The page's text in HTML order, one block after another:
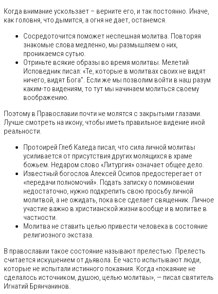
Когда внимание ускользает – верните его, и так постоянно. Иначе,
как головня, что дымится, а огня не дает, останемся.
Сосредоточится поможет неспешная молитва. Повторяя
знакомые слова медленно, мы размышляем о них,
проникаемся сутью.
Отриньте всякие образы во время молитвы. Мелетий
Исповедник писал: «Те, которые в молитвах своих не видят
ничего, видят Бога”. Если же мы позволим войти в наш разум
каким-то видениям, то тут мы начинаем молиться своему
воображению.
Поэтому в Православии почти не молятся с закрытыми глазами.
Лучше смотреть на икону, чтобы иметь правильное видение иной
реальности.
Протоирей Глеб Каледа писал, что сила личной молитвы
усиливается от присутствия других молящихся в храме
божьем. Недаром слово «Литургия» означает общее дело.
Известный богослов Алексей Осипов предостерегает от
«передачи полномочий». Подать записку о поминовении
недостаточно, нужно подкрепить свою просьбу личной
молитвой, а не ожидать, пока все сделает священник. Личное
участие важно в христианской жизни вообще и в молитве в
частности.
Молитва не ставить целью привести человека в состояние
религиозного экстаза.
В православии такое состояние называют прелестью. Прелесть
считается искушением от дьявола. Ее часто испытывают люди,
которые не испытали истинного покаяния. Когда «покаяние не
сделалось источником, душою, целью молитвы», — писал святитель
Игнатий Брянчанинов.